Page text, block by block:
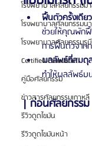
โรงพยาบาลศัลยกรรมม
โรงพยาบาลศัลยกรรมน
โรงพยาบาลศัลยกรรมรูบี
Certified Consultant
คู่มือศัลยกรรม
ข่าวสารศัลยกรรมเกาหลี
รีวิวดูดไขมัน
รีวิวดูดไขมันหน้า
ฟื้นตัวครั้งเดียว
ช่วยให้คุณพักฟื้
การฟื้นตัวจาก
ผลลัพธ์ที่สมดุ
ทำให้ผลลัพธ์บ
| ก่อนศัลยกรรม